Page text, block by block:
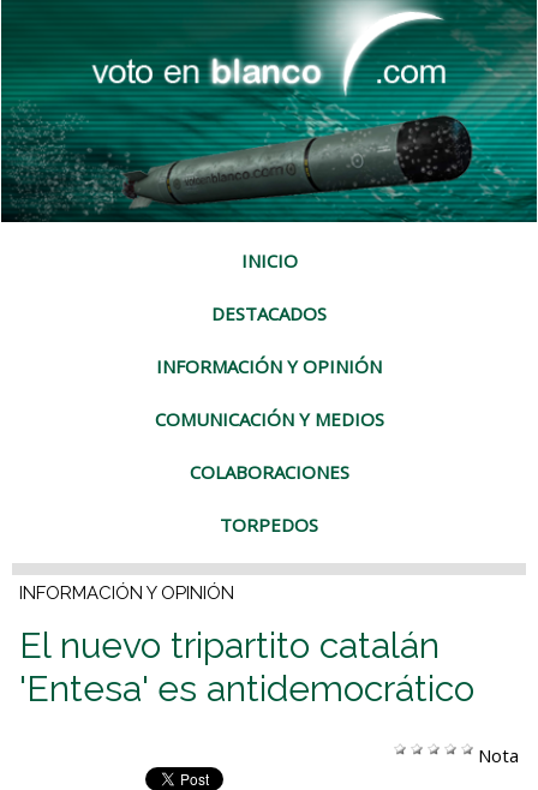
INICIO
DESTACADOS
INFORMACIÓN Y OPINIÓN
COMUNICACIÓN Y MEDIOS
COLABORACIONES
TORPEDOS
INFORMACIÓN Y OPINIÓN
El nuevo tripartito catalán
'Entesa' es antidemocrático
Nota